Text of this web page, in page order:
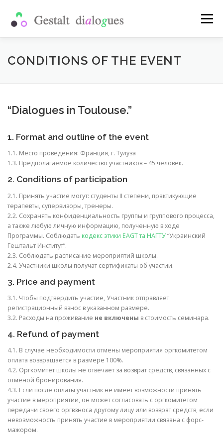
content
Menu
SHOP PUBLICATIONS PAST EVENTS
CONDITIONS OF THE EVENT
“Dialogues in Toulouse.”
1. Format and outline of the event
1.1. Место проведения: Франция, г. Тулуза
1.3. Предполагаемое количество участников – 45 человек.
2. Conditions of participation
2.1. Принять участие могут: студенты II степени, практикующие
терапевты, супервизоры, тренеры.
2.2. Сохранять конфиденциальность группы и группового процесса,
а также любую личную информацию, полученную в ходе
Программы. Соблюдать кодекс этики EAGT та НАГТУ“Украинский
Гештальт Институт”.
2.3. Соблюдать расписание мероприятий школы.
2.4. Участники школы получат сертификаты об участии.
3. Price and payment
3.1. Чтобы подтвердить участие, Участник отправляет
регистрационный взнос в указанном размере.
3.2. Расходы на проживание не включены в стоимость семинара.
4. Refund of payment
4.1. В случае необходимости отмены мероприятия оргкомитетом
оплата возвращается в размере 100%.
4.2. Оргкомитет школы не отвечает за возврат средств, связанных с
отменой бронирования.
4.3. Если после оплаты участник не имеет возможности принять
участие в мероприятии, он может согласовать с оргкомитетом
передачи своего оргвзноса другому лицу или возврат средств, если
невозможность принять участие в мероприятии связана с форс-
мажором.